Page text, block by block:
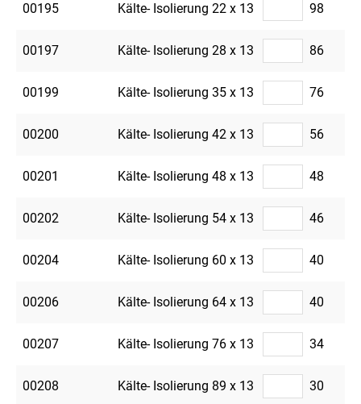
00195 Kälte- Isolierung 22 x 13 98
00197 Kälte- Isolierung 28 x 13 86
00199 Kälte- Isolierung 35 x 13 76
00200 Kälte- Isolierung 42 x 13 56
00201 Kälte- Isolierung 48 x 13 48
00202 Kälte- Isolierung 54 x 13 46
00204 Kälte- Isolierung 60 x 13 40
00206 Kälte- Isolierung 64 x 13 40
00207 Kälte- Isolierung 76 x 13 34
00208 Kälte- Isolierung 89 x 13 30